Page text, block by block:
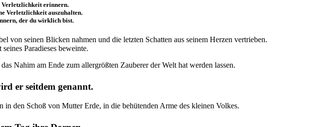
Verletzlichkeit erinnern.
Verletzlichkeit auszuhalten.
der du wirklich bist.
von seinen Blicken nahmen und die letzten Schatten aus seinem Herzen vertrieben.
Paradieses beweinte.
Nahim am Ende zum allergrößten Zauberer der Welt hat werden lassen.
er seitdem genannt.
den Schoß von Mutter Erde, in die behütenden Arme des kleinen Volkes.